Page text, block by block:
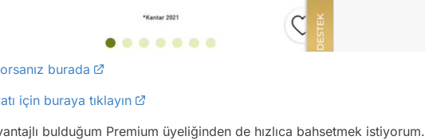
burada
için buraya tıklayın
bulduğum Premium üyeliğinden de hızlıca bahsetmek istiyorum.